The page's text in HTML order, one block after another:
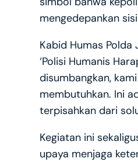
mengedepankan
Kabid Humas Polda
‘Polisi Humanis
disumbangkan,
membutuhkan. Ini
terpisahkan dari
Kegiatan ini
upaya menjaga